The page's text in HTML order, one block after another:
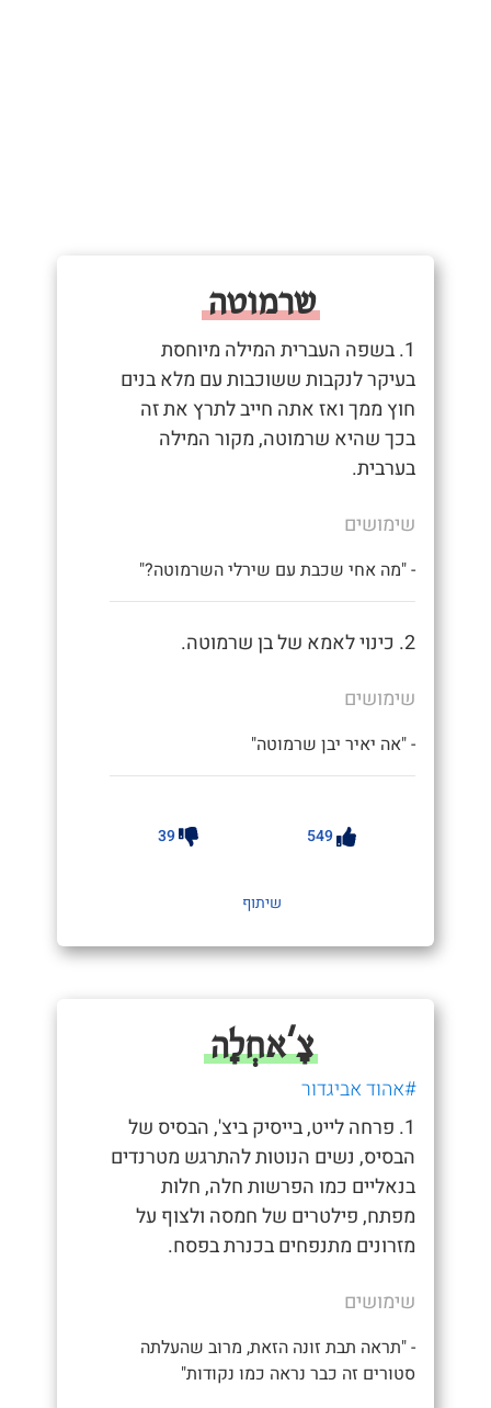
שרמוטה
1. בשפה העברית המילה מיוחסת
בעיקר לנקבות ששוכבות עם מלא בנים
חוץ ממך ואז אתה חייב לתרץ את זה
בכך שהיא שרמוטה, מקור המילה
בערבית.
שימושים
- "מה אחי שכבת עם שירלי השרמוטה?"
2. כינוי לאמא של בן שרמוטה.
שימושים
- "אה יאיר יבן שרמוטה"
549
39
שיתוף
צָ'אחְלָה
#אהוד אביגדור
1. פרחה לייט, בייסיק ביצ', הבסיס של
הבסיס, נשים הנוטות להתרגש מטרנדים
בנאליים כמו הפרשות חלה, חלות
מפתח, פילטרים של חמסה ולצוף על
מזרונים מתנפחים בכנרת בפסח.
שימושים
- "תראה תבת זונה הזאת, מרוב שהעלתה
סטורים זה כבר נראה כמו נקודות"